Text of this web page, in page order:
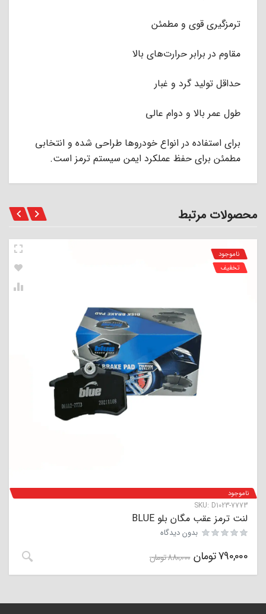
ترمزگیری قوی و مطمئن
مقاوم در برابر حرارت‌های بالا
حداقل تولید گرد و غبار
طول عمر بالا و دوام عالی
برای استفاده در انواع خودروها طراحی شده و انتخابی
مطمئن برای حفظ عملکرد ایمن سیستم ترمز است.
محصولات مرتبط
ناموجود
SKU: D1023-7773
ناموجود
تخفیف
لنت ترمز عقب مگان بلو BLUE
بدون دیدگاه
790,000تومان 880,000تومان